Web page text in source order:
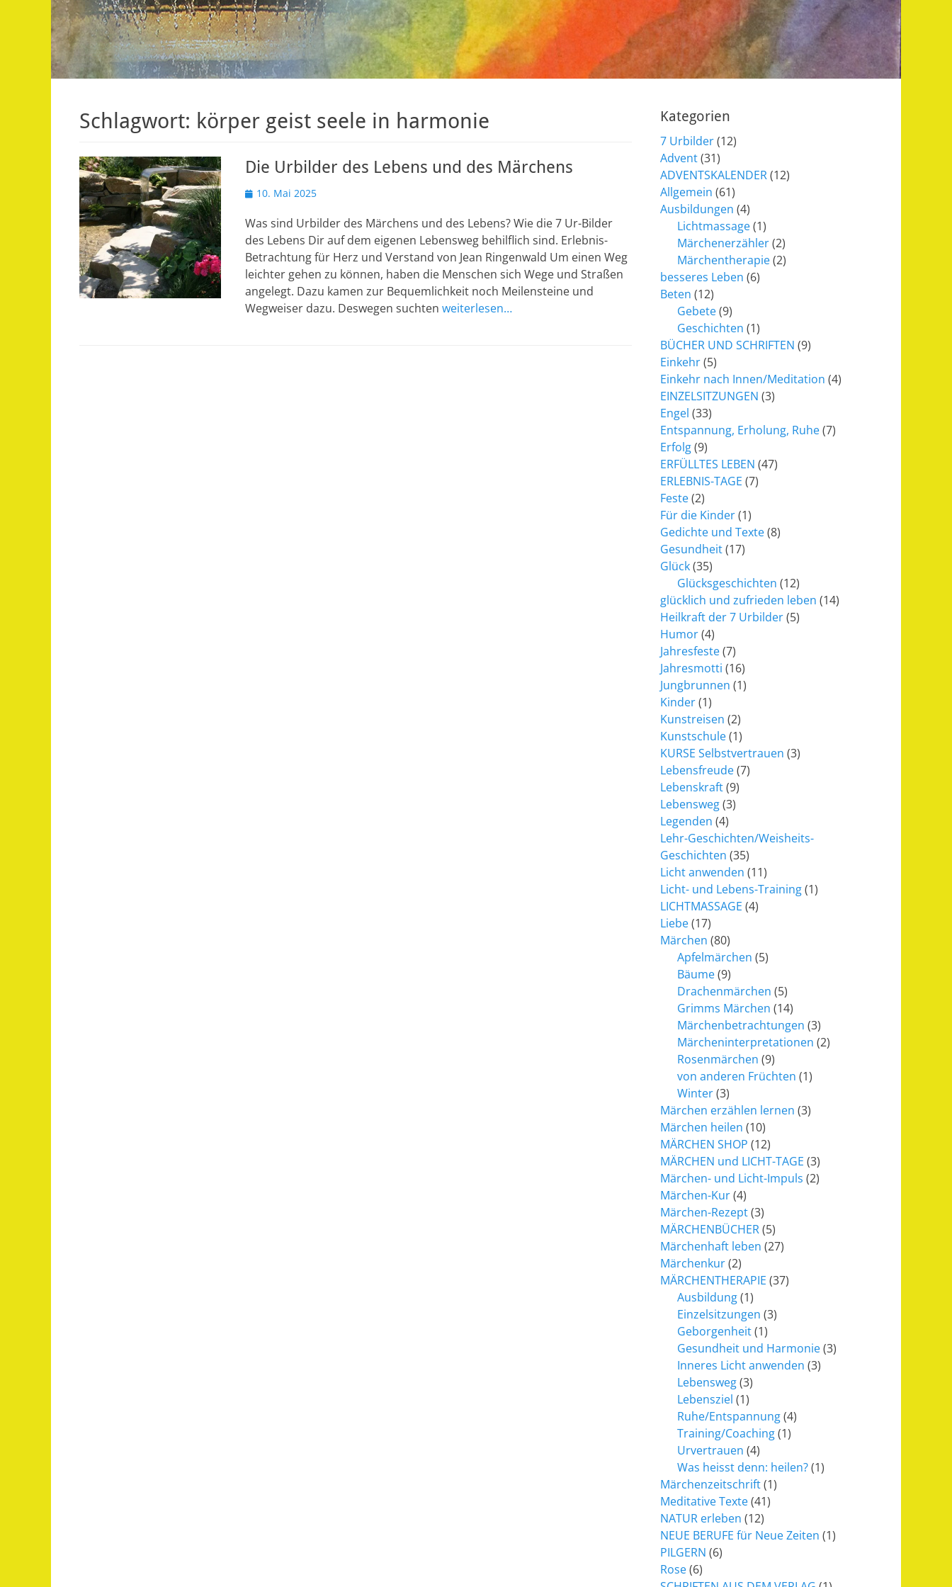
Schlagwort: körper geist seele in harmonie
Die Urbilder des Lebens und des Märchens
Veröffentlicht
10. Mai 2025
Was sind Urbilder des Märchens und des Lebens? Wie die 7 Ur-Bilder
des Lebens Dir auf dem eigenen Lebensweg behilflich sind. Erlebnis-
Betrachtung für Herz und Verstand von Jean Ringenwald Um einen Weg
leichter gehen zu können, haben die Menschen sich Wege und Straßen
angelegt. Dazu kamen zur Bequemlichkeit noch Meilensteine und
Wegweiser dazu. Deswegen suchten weiterlesen…
Kategorien
7 Urbilder(12)
Advent(31)
ADVENTSKALENDER(12)
Allgemein (61)
Ausbildungen (4)
Lichtmassage(1)
Märchenerzähler(2)
Märchentherapie(2)
besseres Leben (6)
Beten (12)
Gebete(9)
Geschichten (1)
BÜCHER UND SCHRIFTEN (9)
Einkehr(5)
Einkehr nach Innen/Meditation (4)
EINZELSITZUNGEN (3)
Engel (33)
Entspannung, Erholung, Ruhe(7)
Erfolg(9)
ERFÜLLTES LEBEN (47)
ERLEBNIS-TAGE (7)
Feste(2)
Für die Kinder(1)
Gedichte und Texte(8)
Gesundheit(17)
Glück(35)
Glücksgeschichten (12)
glücklich und zufrieden leben (14)
Heilkraft der 7 Urbilder(5)
Humor(4)
Jahresfeste(7)
Jahresmotti (16)
Jungbrunnen (1)
Kinder(1)
Kunstreisen (2)
Kunstschule(1)
KURSE Selbstvertrauen (3)
Lebensfreude(7)
Lebenskraft(9)
Lebensweg(3)
Legenden (4)
Lehr-Geschichten/Weisheits-
Geschichten (35)
Licht anwenden (11)
Licht- und Lebens-Training(1)
LICHTMASSAGE (4)
Liebe(17)
Märchen (80)
Apfelmärchen (5)
Bäume(9)
Drachenmärchen (5)
Grimms Märchen (14)
Märchenbetrachtungen (3)
Märcheninterpretationen (2)
Rosenmärchen (9)
von anderen Früchten (1)
Winter(3)
Märchen erzählen lernen (3)
Märchen heilen (10)
MÄRCHEN SHOP (12)
MÄRCHEN und LICHT-TAGE (3)
Märchen- und Licht-Impuls (2)
Märchen-Kur(4)
Märchen-Rezept(3)
MÄRCHENBÜCHER(5)
Märchenhaft leben (27)
Märchenkur(2)
MÄRCHENTHERAPIE (37)
Ausbildung(1)
Einzelsitzungen (3)
Geborgenheit(1)
Gesundheit und Harmonie(3)
Inneres Licht anwenden (3)
Lebensweg(3)
Lebensziel (1)
Ruhe/Entspannung(4)
Training/Coaching(1)
Urvertrauen (4)
Was heisst denn: heilen?(1)
Märchenzeitschrift(1)
Meditative Texte(41)
NATUR erleben (12)
NEUE BERUFE für Neue Zeiten (1)
PILGERN (6)
Rose(6)